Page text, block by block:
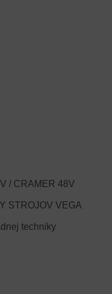
/ CRAMER 48V
STROJOV VEGA
techniky